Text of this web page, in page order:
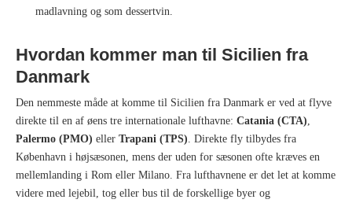
madlavning og som dessertvin.
Hvordan kommer man til Sicilien fra
Danmark
Den nemmeste måde at komme til Sicilien fra Danmark er ved at flyve
direkte til en af øens tre internationale lufthavne: Catania (CTA)
Palermo (PMO) eller Trapani (TPS) . Direkte fly tilbydes fra
København i højsæsonen, mens der uden for sæsonen ofte kræves en
mellemlanding i Rom eller Milano. Fra lufthavnene er det let at komme
videre med lejebil, tog eller bus til de forskellige byer og